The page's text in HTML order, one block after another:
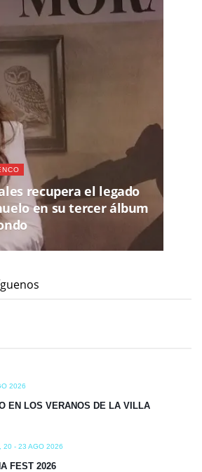
recupera el legado
en su tercer álbum
2026
EN LOS VERANOS DE LA VILLA
20 - 23 AGO 2026
FEST 2026